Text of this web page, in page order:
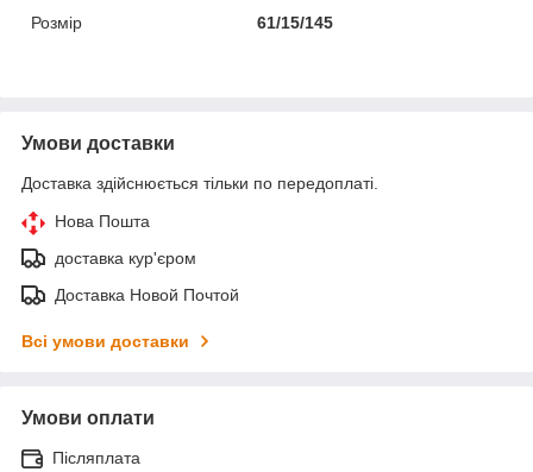
Розмір
61/15/145
Умови доставки
Доставка здійснюється тільки по передоплаті.
Нова Пошта
доставка кур'єром
Доставка Новой Почтой
Всі умови доставки
Умови оплати
Післяплата